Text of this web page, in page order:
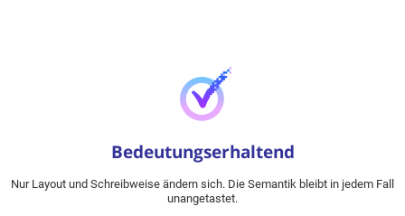
Bedeutungserhaltend
Nur Layout und Schreibweise ändern sich. Die Semantik bleibt in jedem Fall
unangetastet.